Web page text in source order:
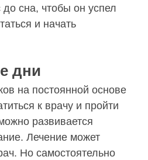
сна, чтобы он успел
и начать
дни
на постоянной основе
к врачу и пройти
развивается
Лечение может
Но самостоятельно